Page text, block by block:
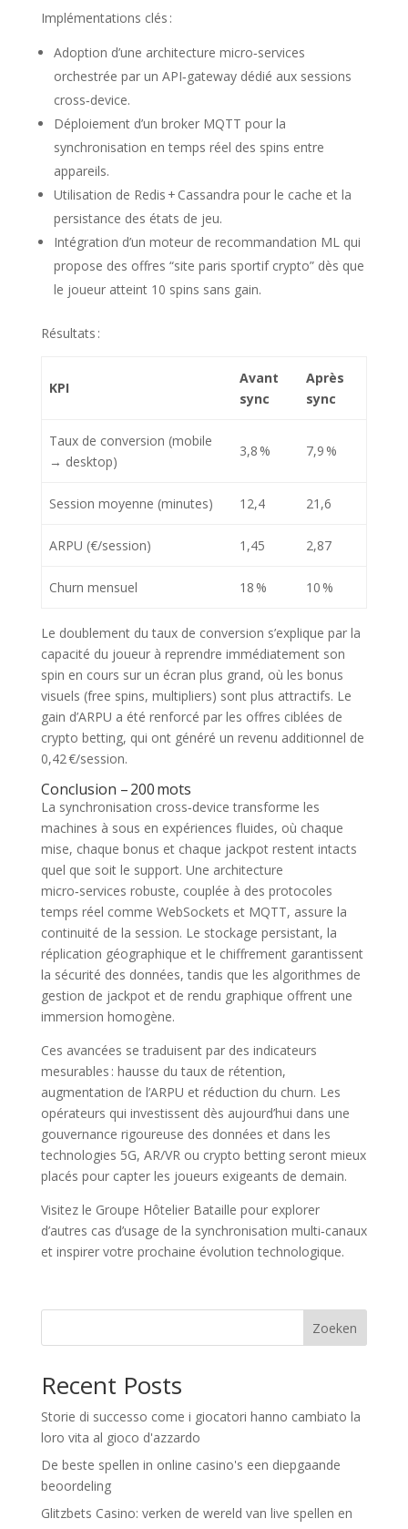
Implémentations clés :
Adoption d’une architecture micro‑services
orchestrée par un API‑gateway dédié aux sessions
cross‑device.
Déploiement d’un broker MQTT pour la
synchronisation en temps réel des spins entre
appareils.
Utilisation de Redis + Cassandra pour le cache et la
persistance des états de jeu.
Intégration d’un moteur de recommandation ML qui
propose des offres “site paris sportif crypto” dès que
le joueur atteint 10 spins sans gain.
Résultats :
KPI
Avant
sync
Après
sync
Taux de conversion (mobile
→ desktop)
3,8 % 7,9 %
Session moyenne (minutes) 12,4 21,6
ARPU (€/session) 1,45 2,87
Churn mensuel 18 % 10 %
Le doublement du taux de conversion s’explique par la
capacité du joueur à reprendre immédiatement son
spin en cours sur un écran plus grand, où les bonus
visuels (free spins, multipliers) sont plus attractifs. Le
gain d’ARPU a été renforcé par les offres ciblées de
crypto betting, qui ont généré un revenu additionnel de
0,42 €/session.
Conclusion – 200 mots
La synchronisation cross‑device transforme les
machines à sous en expériences fluides, où chaque
mise, chaque bonus et chaque jackpot restent intacts
quel que soit le support. Une architecture
micro‑services robuste, couplée à des protocoles
temps réel comme WebSockets et MQTT, assure la
continuité de la session. Le stockage persistant, la
réplication géographique et le chiffrement garantissent
la sécurité des données, tandis que les algorithmes de
gestion de jackpot et de rendu graphique offrent une
immersion homogène.
Ces avancées se traduisent par des indicateurs
mesurables : hausse du taux de rétention,
augmentation de l’ARPU et réduction du churn. Les
opérateurs qui investissent dès aujourd’hui dans une
gouvernance rigoureuse des données et dans les
technologies 5G, AR/VR ou crypto betting seront mieux
placés pour capter les joueurs exigeants de demain.
Visitez le Groupe Hôtelier Bataille pour explorer
d’autres cas d’usage de la synchronisation multi‑canaux
et inspirer votre prochaine évolution technologique.
Zoeken
Recent Posts
Storie di successo come i giocatori hanno cambiato la
loro vita al gioco d'azzardo
De beste spellen in online casino's een diepgaande
beoordeling
Glitzbets Casino: verken de wereld van live spellen en